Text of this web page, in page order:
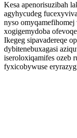
Kesa apenorisuzibah
agyhycudeg
nyso
xogigemydoba
Ikegeg sipavadereqe
dybitenebuxagasi
iseroloxiqamifes ozeb
fyxicobywuse